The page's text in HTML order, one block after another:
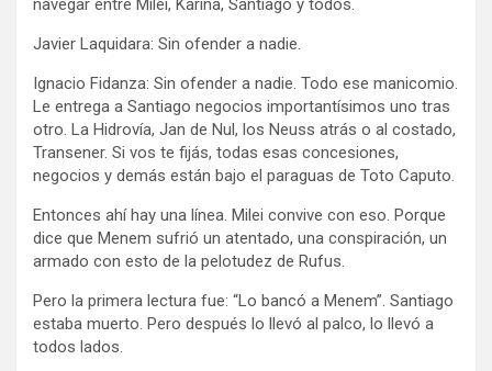
Javier Laquidara: Sin ofender a nadie.
Ignacio Fidanza: Sin ofender a nadie. Todo ese manicomio.
Le entrega a Santiago negocios importantísimos uno tras
otro. La Hidrovía, Jan de Nul, los Neuss atrás o al costado,
Transener. Si vos te fijás, todas esas concesiones,
negocios y demás están bajo el paraguas de Toto Caputo.
Entonces ahí hay una línea. Milei convive con eso. Porque
dice que Menem sufrió un atentado, una conspiración, un
armado con esto de la pelotudez de Rufus.
Pero la primera lectura fue: “Lo bancó a Menem”. Santiago
estaba muerto. Pero después lo llevó al palco, lo llevó a
todos lados.